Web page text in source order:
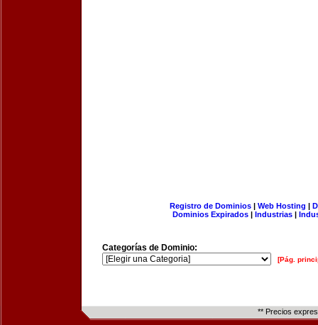
Registro de Dominios| Web Hosting |
Dominios Expirados | Industrias |
Categorías de Dominio:
[Pág.
** Precios